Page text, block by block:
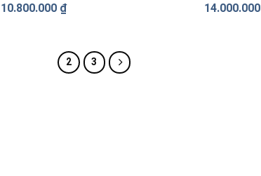
10.800.000 ₫ 14.000.000
2 3